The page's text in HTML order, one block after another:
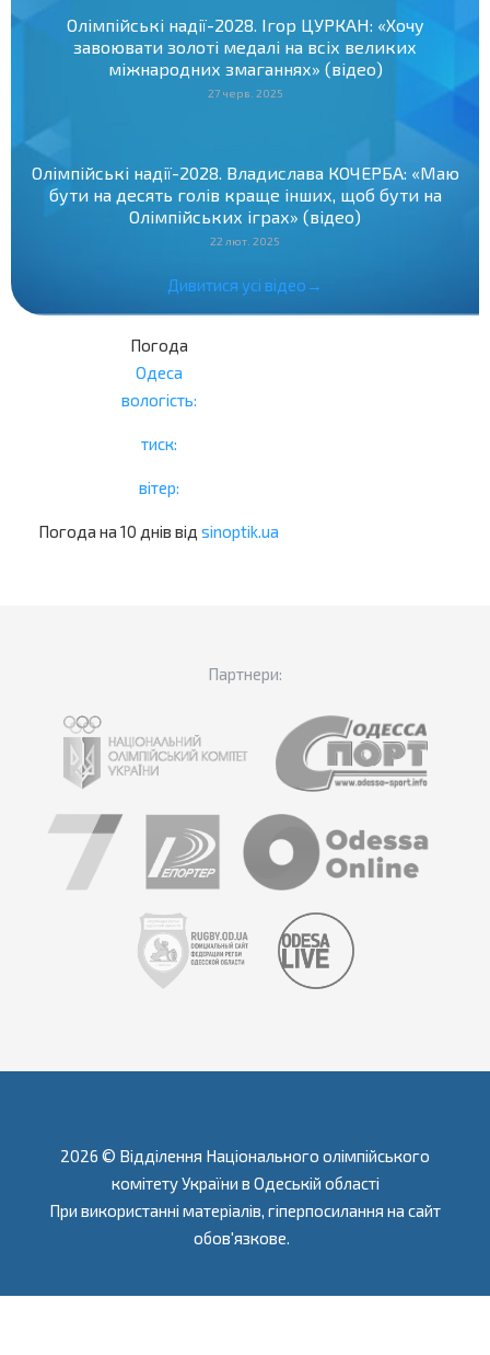
Олімпійські надії-2028. Ігор ЦУРКАН: «Хочу
завоювати золоті медалі на всіх великих
міжнародних змаганнях» (відео)
27 черв. 2025
Олімпійські надії-2028. Владислава КОЧЕРБА: «Маю
бути на десять голів краще інших, щоб бути на
Олімпійських іграх» (відео)
22 лют. 2025
Дивитися усі відео→
Погода
Одеса
вологість:
тиск:
вітер:
Погода на 10 днів від sinoptik.ua
Партнери:
2026 © Відділення Національного олімпійського
комітету України в Одеській області
При використанні матеріалів, гіперпосилання на сайт
обов'язкове.